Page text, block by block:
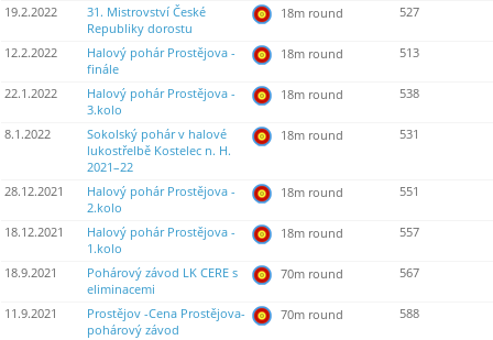
19.2.2022
31. Mistrovství České
Republiky dorostu
18m round 527
12.2.2022
Halový pohár Prostějova -
finále
18m round 513
22.1.2022
Halový pohár Prostějova -
3.kolo
18m round 538
8.1.2022
Sokolský pohár v halové
lukostřelbě Kostelec n. H.
2021–22
18m round 531
28.12.2021
Halový pohár Prostějova -
2.kolo
18m round 551
18.12.2021
Halový pohár Prostějova -
1.kolo
18m round 557
18.9.2021
Pohárový závod LK CERE s
eliminacemi
70m round 567
11.9.2021
Prostějov -Cena Prostějova-
pohárový závod
70m round 588